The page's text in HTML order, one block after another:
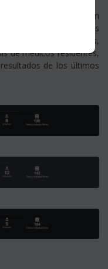
con la participación
abordando los
conferencias,
de médicos residentes,
de los últimos